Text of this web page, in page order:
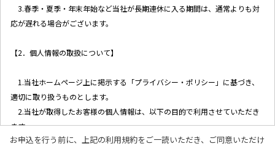
3.春季・夏季・年末年始など当社が長期連休に入る期間は、通常よりも対
応が遅れる場合がございます。
【2．個人情報の取扱について】
1.当社ホームページ上に掲示する「プライバシー・ポリシー」に基づき、
適切に取り扱うものとします。
2.当社が取得したお客様の個人情報は、以下の目的で利用させていただき
ます。
(1)お客様リクエストに対応するにあたって問題が発生した場合の確認・
お申込を行う前に、上記の利用規約をご一読いただき、ご同意いただけ